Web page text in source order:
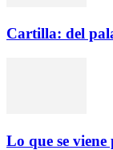
Cartilla: del
Lo que se